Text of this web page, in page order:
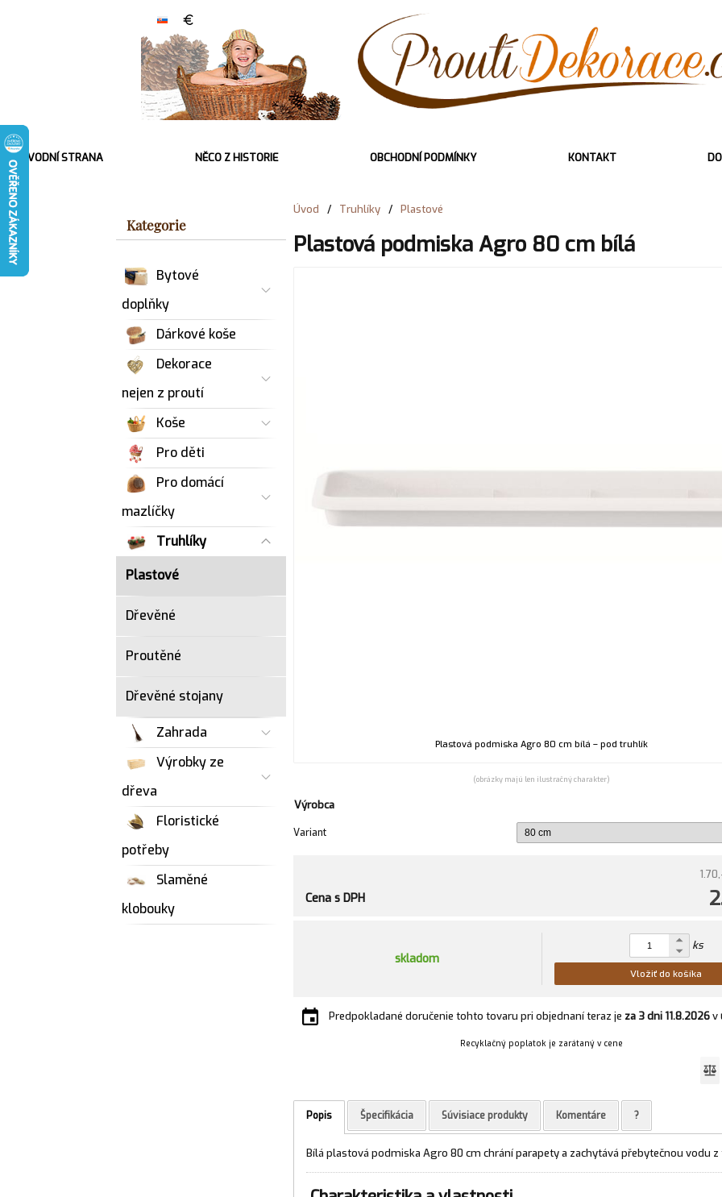
ÚVODNÍ STRANA NĚCO Z HISTORIE OBCHODNÍ PODMÍNKY KONTAKT
Kategorie
Bytové
doplňky
Dárkové koše
Dekorace
nejen z proutí
Koše
Pro děti
Pro domácí
mazlíčky
Truhlíky
Plastové
Dřevěné
Proutěné
Dřevěné stojany
Zahrada
Výrobky ze
dřeva
Floristické
potřeby
Slaměné
klobouky
Úvod / Truhlíky / Plastové
Plastová podmiska Agro 80 cm bílá
Plastová podmiska Agro 80 cm bílá – pod truhlík
(obrázky majú len ilustračný charakter)
Výrobca
Variant
Cena s DPH
skladom
ks
Vložiť do košíka
Predpokladané doručenie tohto tovaru pri objednaní teraz je za 3 dni11.8.2026v
Recyklačný poplatok je zarátaný v cene
Popis Špecifikácia Súvisiace produkty Komentáre ?
Bílá plastová podmiska Agro 80 cm chrání parapety a zachytává přebytečnou vodu